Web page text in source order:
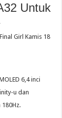
Untuk
Girl Kamis 18
6,4 inci
u dan